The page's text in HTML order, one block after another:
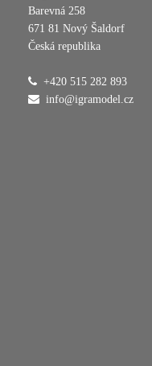
Barevná 258
671 81 Nový Šaldorf
Česká republika
+420 515 282 893
info@igramodel.cz